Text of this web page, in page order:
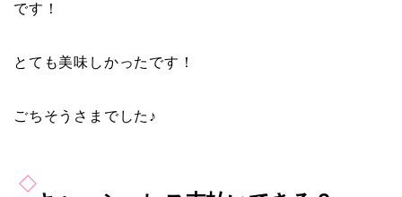
です！
とても美味しかったです！
ごちそうさまでした♪